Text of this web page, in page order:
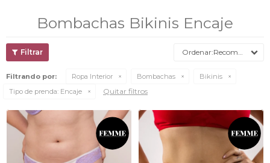
Bombachas Bikinis Encaje
Recomendados
Filtrando por: Ropa Interior Bombachas
Bikinis
Tipo de prenda: Encaje Quitar filtros